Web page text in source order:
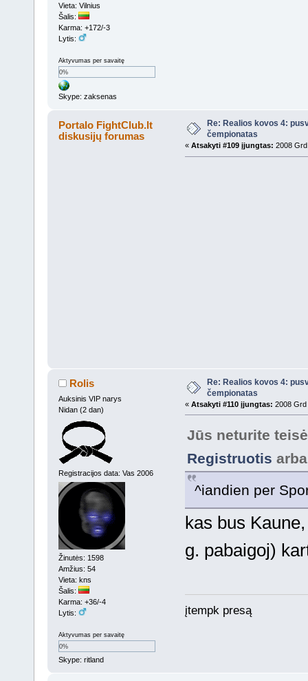
Vieta: Vilnius
Šalis:
Karma: +172/-3
Lytis:
Aktyvumas per savaitę
0%
Skype: zaksenas
Portalo FightClub.lt
diskusijų forumas
Re: Realios kovos 4:
čempionatas
« Atsakyti #109 įjungtas: 2008
Rolis
Auksinis VIP narys
Nidan (2 dan)
Registracijos data: Vas 2006
Žinutės: 1598
Amžius: 54
Vieta: kns
Šalis:
Karma: +36/-4
Lytis:
Aktyvumas per savaitę
0%
Skype: ritland
Re: Realios kovos 4:
čempionatas
« Atsakyti #110 įjungtas: 2008 Grd
Jūs neturite
Registruotis
^iandien per
kas bus
g. pabaigoj)
įtempk presą